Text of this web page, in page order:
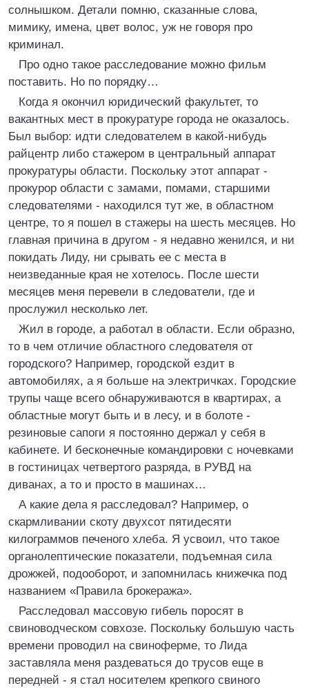
солнышком. Детали помню, сказанные слова,
мимику, имена, цвет волос, уж не говоря про
криминал.
Про одно такое расследование можно фильм
поставить. Но по порядку…
Когда я окончил юридический факультет, то
вакантных мест в прокуратуре города не оказалось.
Был выбор: идти следователем в какой-нибудь
райцентр либо стажером в центральный аппарат
прокуратуры области. Поскольку этот аппарат -
прокурор области с замами, помами, старшими
следователями - находился тут же, в областном
центре, то я пошел в стажеры на шесть месяцев. Но
главная причина в другом - я недавно женился, и ни
покидать Лиду, ни срывать ее с места в
неизведанные края не хотелось. После шести
месяцев меня перевели в следователи, где и
прослужил несколько лет.
Жил в городе, а работал в области. Если образно,
то в чем отличие областного следователя от
городского? Например, городской ездит в
автомобилях, а я больше на электричках. Городские
трупы чаще всего обнаруживаются в квартирах, а
областные могут быть и в лесу, и в болоте -
резиновые сапоги я постоянно держал у себя в
кабинете. И бесконечные командировки с ночевками
в гостиницах четвертого разряда, в РУВД на
диванах, а то и просто в машинах…
А какие дела я расследовал? Например, о
скармливании скоту двухсот пятидесяти
килограммов печеного хлеба. Я усвоил, что такое
органолептические показатели, подъемная сила
дрожжей, подооборот, и запомнилась книжечка под
названием «Правила брокеража».
Расследовал массовую гибель поросят в
свиноводческом совхозе. Поскольку большую часть
времени проводил на свиноферме, то Лида
заставляла меня раздеваться до трусов еще в
передней - я стал носителем крепкого свиного